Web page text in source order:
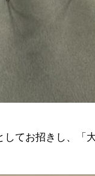
てお招きし、「